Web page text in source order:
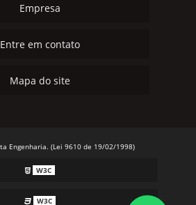
Empresa
Entre em contato
Mapa do site
Engenharia. (Lei 9610 de 19/02/1998)
W3C
W3C